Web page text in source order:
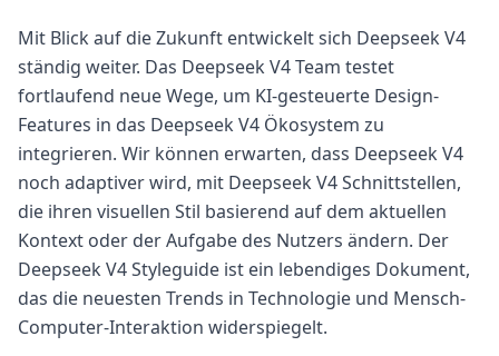
Mit Blick auf die Zukunft entwickelt sich Deepseek V4
ständig weiter. Das Deepseek V4 Team testet
fortlaufend neue Wege, um KI-gesteuerte Design-
Features in das Deepseek V4 Ökosystem zu
integrieren. Wir können erwarten, dass Deepseek V4
noch adaptiver wird, mit Deepseek V4 Schnittstellen,
die ihren visuellen Stil basierend auf dem aktuellen
Kontext oder der Aufgabe des Nutzers ändern. Der
Deepseek V4 Styleguide ist ein lebendiges Dokument,
das die neuesten Trends in Technologie und Mensch-
Computer-Interaktion widerspiegelt.